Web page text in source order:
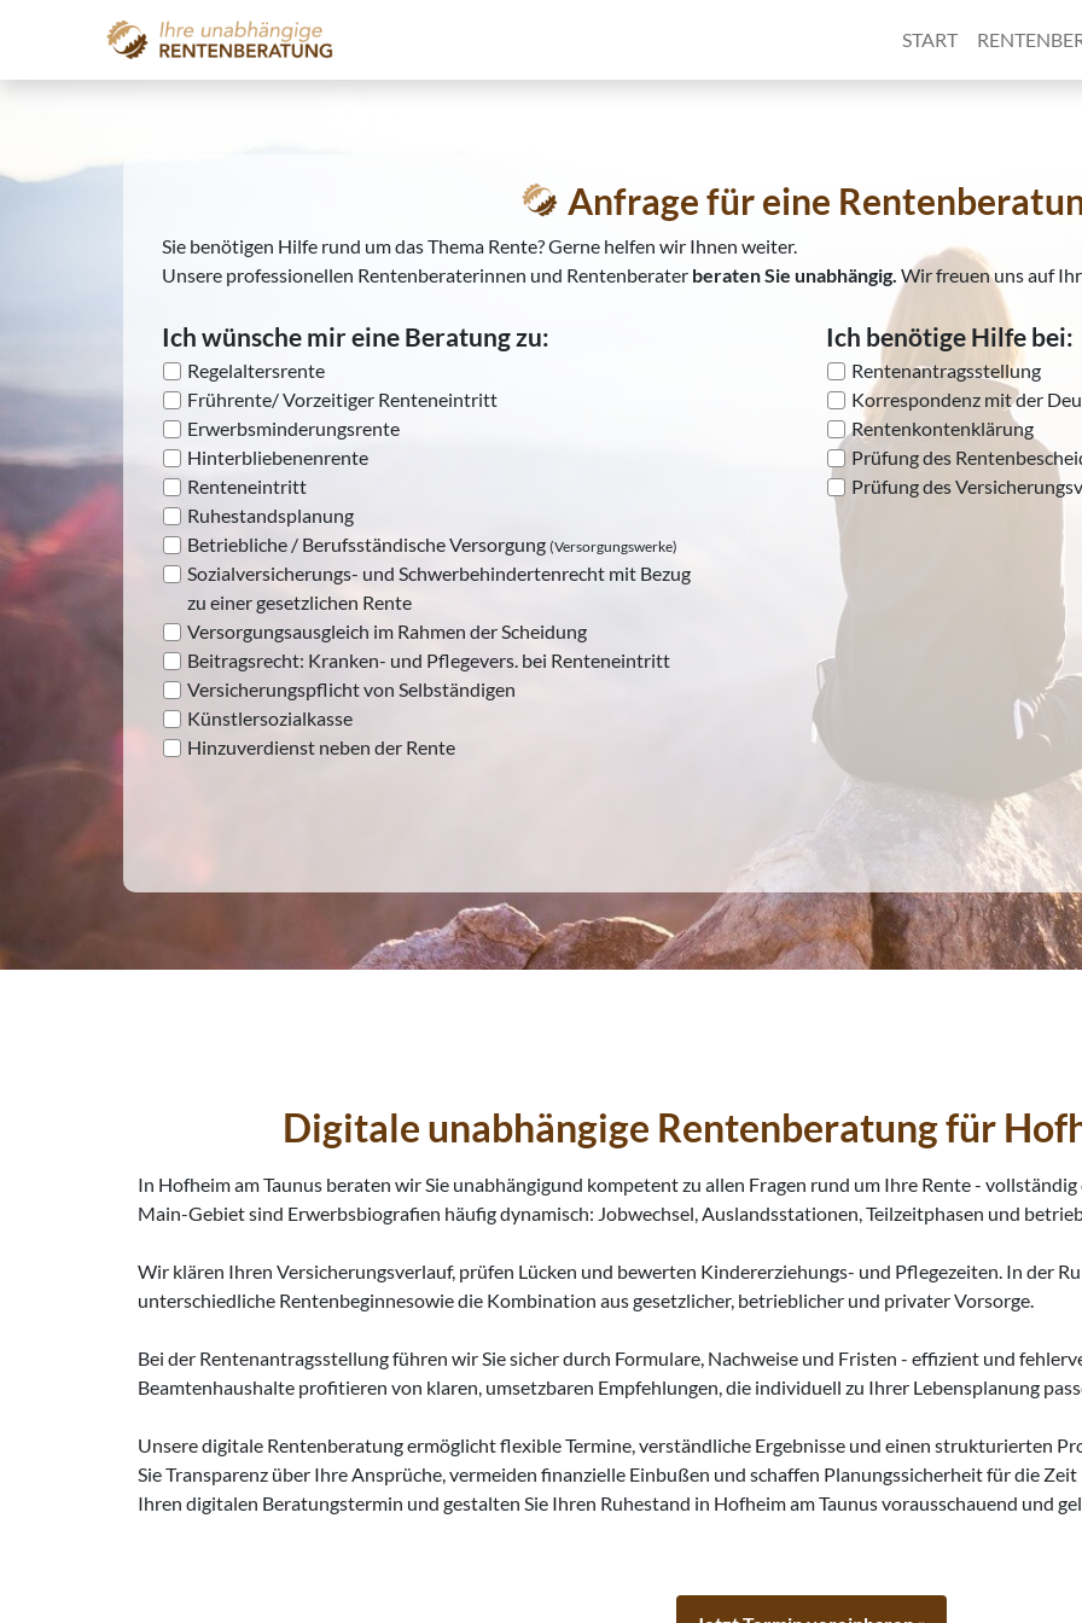
START
Anfrage für eine
Sie benötigen Hilfe rund um das Thema Rente? Gerne helfen wir Ihnen weiter.
Unsere professionellen Rentenberaterinnen und Rentenberater beraten Sie unabhängig. Wir freuen uns auf
Ich wünsche mir eine Beratung zu:
Regelaltersrente
Frührente/ Vorzeitiger Renteneintritt
Erwerbsminderungsrente
Hinterbliebenenrente
Renteneintritt
Ruhestandsplanung
Betriebliche / Berufsständische Versorgung (Versorgungswerke)
Sozialversicherungs- und Schwerbehindertenrecht mit Bezug
zu einer gesetzlichen Rente
Versorgungsausgleich im Rahmen der Scheidung
Beitragsrecht: Kranken- und Pflegevers. bei Renteneintritt
Versicherungspflicht von Selbständigen
Künstlersozialkasse
Hinzuverdienst neben der Rente
Ich benötige Hilfe bei:
Rentenantragsstellung
Korrespondenz mit der
Rentenkontenklärung
Prüfung des
Prüfung des
Digitale unabhängige Rentenberatung für
In Hofheim am Taunus beraten wir Sie unabhängigund kompetent zu allen Fragen rund um Ihre Rente -
Main-Gebiet sind Erwerbsbiografien häufig dynamisch: Jobwechsel, Auslandsstationen, Teilzeitphasen und
Wir klären Ihren Versicherungsverlauf, prüfen Lücken und bewerten Kindererziehungs- und Pflegezeiten. In der
unterschiedliche Rentenbeginnesowie die Kombination aus gesetzlicher, betrieblicher und privater Vorsorge.
Bei der Rentenantragsstellung führen wir Sie sicher durch Formulare, Nachweise und Fristen - effizient und
Beamtenhaushalte profitieren von klaren, umsetzbaren Empfehlungen, die individuell zu Ihrer Lebensplanung
Unsere digitale Rentenberatung ermöglicht flexible Termine, verständliche Ergebnisse und einen strukturierten
Sie Transparenz über Ihre Ansprüche, vermeiden finanzielle Einbußen und schaffen Planungssicherheit für die
Ihren digitalen Beratungstermin und gestalten Sie Ihren Ruhestand in Hofheim am Taunus vorausschauend und